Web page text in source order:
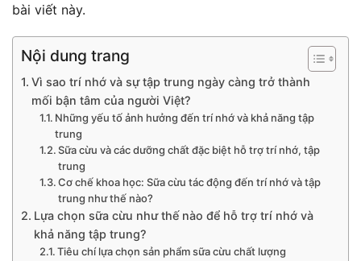
bài viết này.
Nội dung trang
Vì sao trí nhớ và sự tập trung ngày càng trở thành
mối bận tâm của người Việt?
Những yếu tố ảnh hưởng đến trí nhớ và khả năng tập
trung
Sữa cừu và các dưỡng chất đặc biệt hỗ trợ trí nhớ, tập
trung
Cơ chế khoa học: Sữa cừu tác động đến trí nhớ và tập
trung như thế nào?
Lựa chọn sữa cừu như thế nào để hỗ trợ trí nhớ và
khả năng tập trung?
Tiêu chí lựa chọn sản phẩm sữa cừu chất lượng